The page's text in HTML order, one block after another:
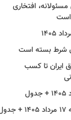
افتخاری
است
شرط بسته است
ایران تا کسب